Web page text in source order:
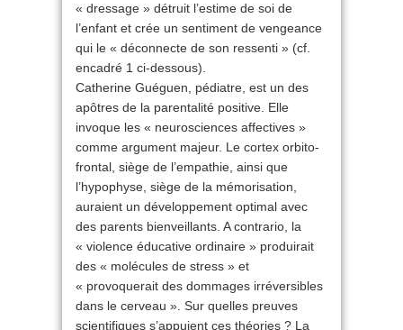
« dressage » détruit l’estime de soi de
l’enfant et crée un sentiment de vengeance
qui le « déconnecte de son ressenti » (cf.
encadré 1 ci-dessous).
Catherine Guéguen, pédiatre, est un des
apôtres de la parentalité positive. Elle
invoque les « neurosciences affectives »
comme argument majeur. Le cortex orbito-
frontal, siège de l’empathie, ainsi que
l’hypophyse, siège de la mémorisation,
auraient un développement optimal avec
des parents bienveillants. A contrario, la
« violence éducative ordinaire » produirait
des « molécules de stress » et
« provoquerait des dommages irréversibles
dans le cerveau ». Sur quelles preuves
scientifiques s’appuient ces théories ? La